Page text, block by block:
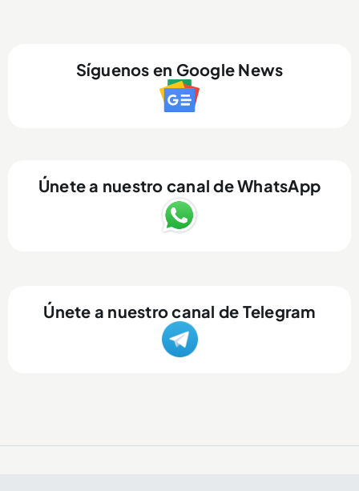
Síguenos en Google News
Únete a nuestro canal de WhatsApp
Únete a nuestro canal de Telegram